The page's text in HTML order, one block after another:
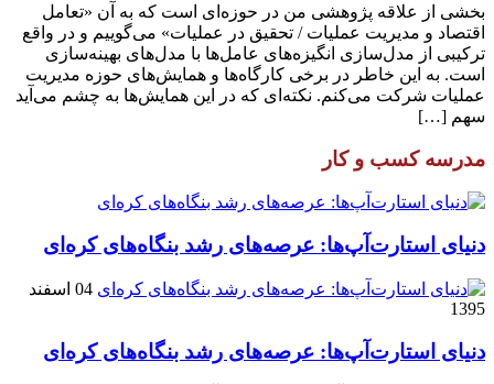
بخشی از علاقه پژوهشی من در حوزه‌ای است که به آن «تعامل
اقتصاد و مدیریت عملیات / تحقیق در عملیات» می‌گوییم و در واقع
ترکیبی از مدل‌سازی انگیزه‌های عامل‌ها با مدل‌های بهینه‌سازی
است. به این خاطر در برخی کارگاه‌ها و همایش‌های حوزه مدیریت
عملیات شرکت می‌کنم. نکته‌ای که در این همایش‌ها به چشم می‌آید
سهم […]
مدرسه کسب و کار
دنیای استارت‌آپ‌ها: عرصه‌های رشد بنگاه‌های کره‌ای‌
04 اسفند
1395
دنیای استارت‌آپ‌ها: عرصه‌های رشد بنگاه‌های کره‌ای‌